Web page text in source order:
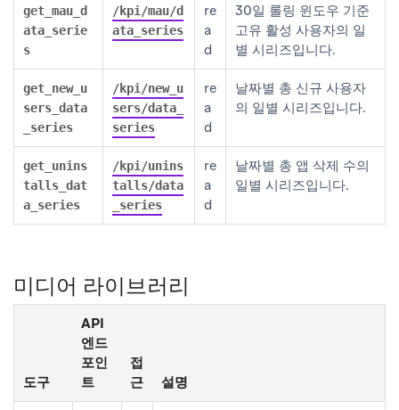
get_mau_d
ata_serie
s
/kpi/mau/d
ata_series
re
a
d
30일 롤링 윈도우 기준
고유 활성 사용자의 일
별 시리즈입니다.
get_new_u
sers_data
_series
/kpi/new_u
sers/data_
series
re
a
d
날짜별 총 신규 사용자
의 일별 시리즈입니다.
get_unins
talls_dat
a_series
/kpi/unins
talls/data
_series
re
a
d
날짜별 총 앱 삭제 수의
일별 시리즈입니다.
미디어 라이브러리
도구
API
엔드
포인
트
접
근
설명